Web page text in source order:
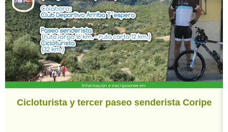
Cicloturista y tercer paseo senderista Coripe